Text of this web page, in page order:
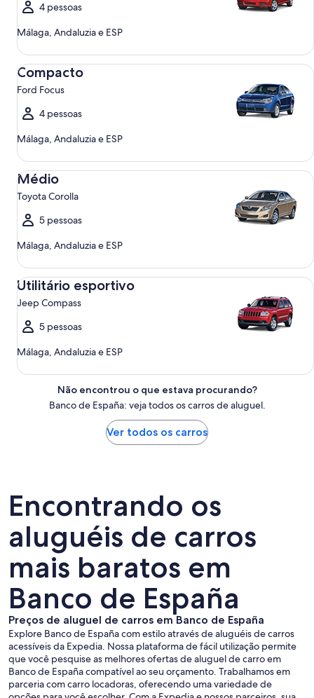
4 pessoas
Málaga, Andaluzia e ESP
Compacto
Ford Focus
4 pessoas
Málaga, Andaluzia e ESP
Compacto Ford Focus
Médio
Toyota Corolla
5 pessoas
Málaga, Andaluzia e ESP
Médio Toyota Corolla
Utilitário esportivo
Jeep Compass
5 pessoas
Málaga, Andaluzia e ESP
Utilitário esportivo Jeep Compass
Não encontrou o que estava procurando?
Banco de España: veja todos os carros de aluguel.
Ver todos os carros
Encontrando os
aluguéis de carros
mais baratos em
Banco de España
Preços de aluguel de carros em Banco de España
Explore Banco de España com estilo através de aluguéis de carros
acessíveis da Expedia. Nossa plataforma de fácil utilização permite
que você pesquise as melhores ofertas de aluguel de carro em
Banco de España compatível ao seu orçamento. Trabalhamos em
parceria com carro locadoras, oferecendo uma variedade de